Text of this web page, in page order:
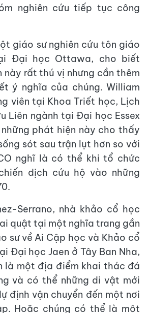
nghiên cứu tiếp tục công
giáo sư nghiên cứu tôn giáo
Đại học Ottawa, cho biết
này rất thú vị nhưng cần thêm
ý nghĩa của chúng. William
viên tại Khoa Triết học, Lịch
Liên ngành tại Đại học Essex
phát hiện này cho thấy
sót sau trận lụt hơn so với
nghĩ là có thể khi tổ chức
dịch cứu hộ vào những
Serrano, nhà khảo cổ học
quật tại một nghĩa trang gần
sư về Ai Cập học và Khảo cổ
Đại học Jaen ở Tây Ban Nha,
là một địa điểm khai thác đá
và có thể những di vật mới
định vận chuyển đến một nơi
Hoặc chúng có thể là một